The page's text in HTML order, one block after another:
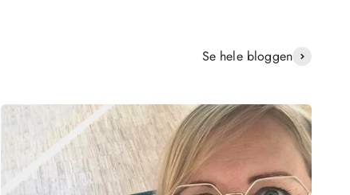
Se hele bloggen